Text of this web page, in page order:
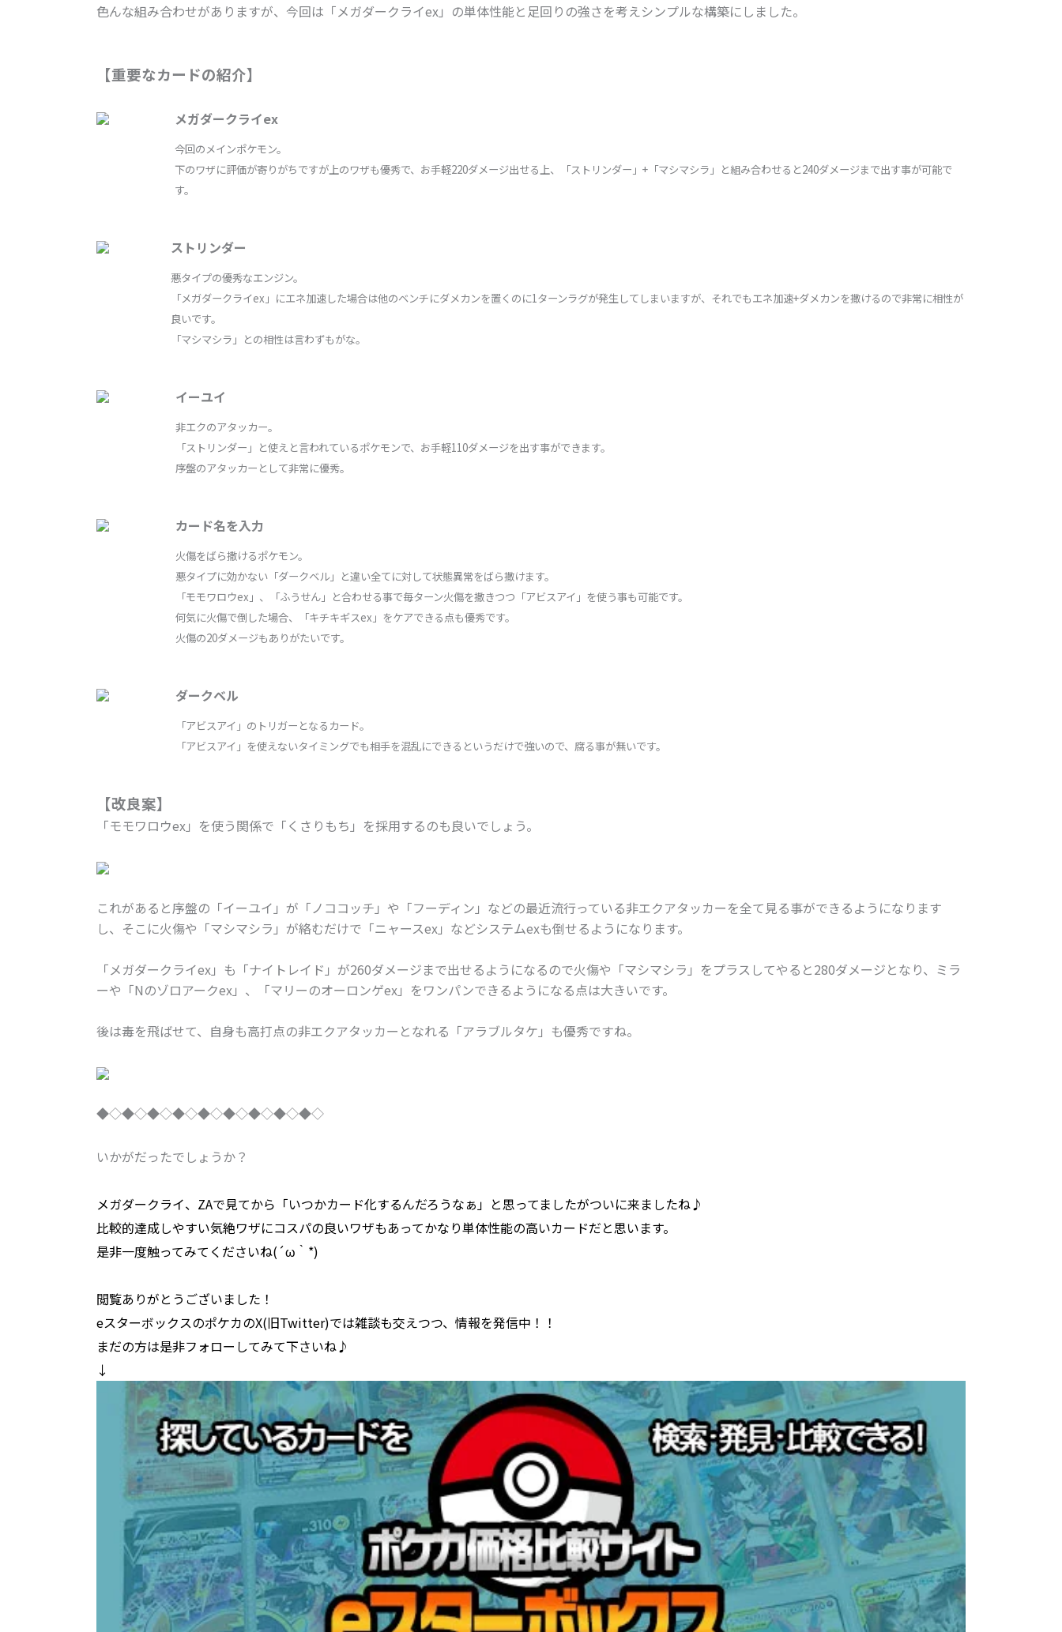
色んな組み合わせがありますが、今回は「メガダークライex」の単体性能と足回りの強さを考えシンプルな構築にしました。
【重要なカードの紹介】
メガダークライex
今回のメインポケモン。
下のワザに評価が寄りがちですが上のワザも優秀で、お手軽220ダメージ出せる上、「ストリンダー」+「マシマシラ」と組み合わせると240ダメージまで出す事が可能で
す。
ストリンダー
悪タイプの優秀なエンジン。
「メガダークライex」にエネ加速した場合は他のベンチにダメカンを置くのに1ターンラグが発生してしまいますが、それでもエネ加速+ダメカンを撒けるので非常に相性が
良いです。
「マシマシラ」との相性は言わずもがな。
イーユイ
非エクのアタッカー。
「ストリンダー」と使えと言われているポケモンで、お手軽110ダメージを出す事ができます。
序盤のアタッカーとして非常に優秀。
カード名を入力
火傷をばら撒けるポケモン。
悪タイプに効かない「ダークベル」と違い全てに対して状態異常をばら撒けます。
「モモワロウex」、「ふうせん」と合わせる事で毎ターン火傷を撒きつつ「アビスアイ」を使う事も可能です。
何気に火傷で倒した場合、「キチキギスex」をケアできる点も優秀です。
火傷の20ダメージもありがたいです。
ダークベル
「アビスアイ」のトリガーとなるカード。
「アビスアイ」を使えないタイミングでも相手を混乱にできるというだけで強いので、腐る事が無いです。
【改良案】
「モモワロウex」を使う関係で「くさりもち」を採用するのも良いでしょう。
これがあると序盤の「イーユイ」が「ノココッチ」や「フーディン」などの最近流行っている非エクアタッカーを全て見る事ができるようになります
し、そこに火傷や「マシマシラ」が絡むだけで「ニャースex」などシステムexも倒せるようになります。
「メガダークライex」も「ナイトレイド」が260ダメージまで出せるようになるので火傷や「マシマシラ」をプラスしてやると280ダメージとなり、ミラ
ーや「Nのゾロアークex」、「マリーのオーロンゲex」をワンパンできるようになる点は大きいです。
後は毒を飛ばせて、自身も高打点の非エクアタッカーとなれる「アラブルタケ」も優秀ですね。
◆◇◆◇◆◇◆◇◆◇◆◇◆◇◆◇◆◇
いかがだったでしょうか？
メガダークライ、ZAで見てから「いつかカード化するんだろうなぁ」と思ってましたがついに来ましたね♪
比較的達成しやすい気絶ワザにコスパの良いワザもあってかなり単体性能の高いカードだと思います。
是非一度触ってみてくださいね(´ω｀*)
閲覧ありがとうございました！
eスターボックスのポケカのX(旧Twitter)では雑談も交えつつ、情報を発信中！！
まだの方は是非フォローしてみて下さいね♪
↓